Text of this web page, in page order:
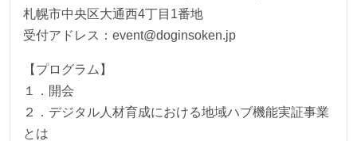
札幌市中央区大通西4丁目1番地
受付アドレス：event@doginsoken.jp
【プログラム】
１．開会
２．デジタル人材育成における地域ハブ機能実証事業
とは